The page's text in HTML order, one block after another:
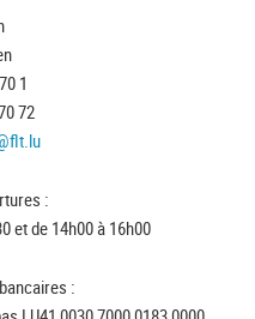
1
72
:
et de 14h00 à 16h00
: